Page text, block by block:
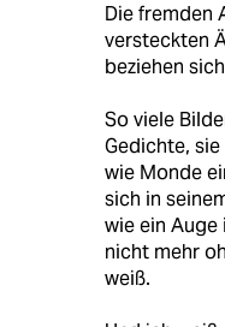
Die fremden
versteckten
beziehen
So viele
Gedichte,
wie Monde
sich in
wie ein Auge
nicht mehr
weiß.